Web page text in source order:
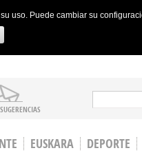
uso. Puede cambiar su
Search
EUSKARA DEPORTE